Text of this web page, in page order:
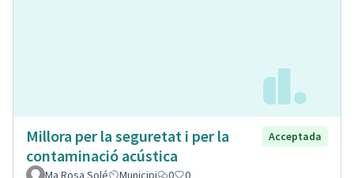
Millora per la seguretat i per la
contaminació acústica
Acceptada
Ma Rosa Solé Municipi 0 0